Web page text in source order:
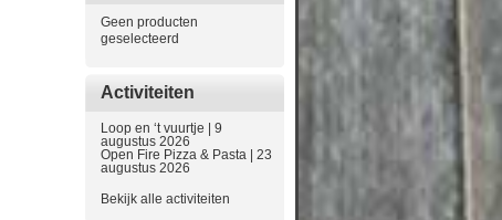
Geen producten
geselecteerd
Activiteiten
Loop en ‘t vuurtje | 9
augustus 2026
Open Fire Pizza & Pasta | 23
augustus 2026
Bekijk alle activiteiten